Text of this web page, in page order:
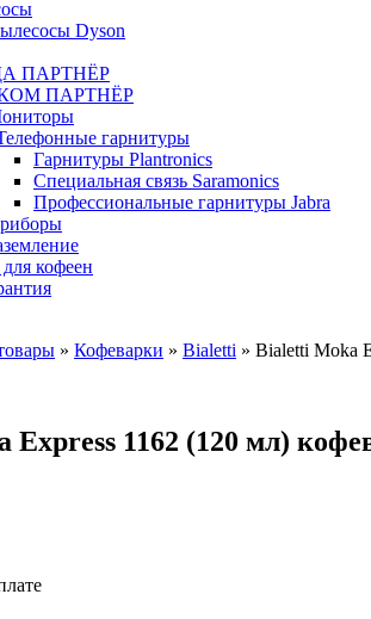
Dyson
ПАРТНЁР
ПАРТНЁР
гарнитуры
Гарнитуры Plantronics
Специальная связь Saramonics
Профессиональные гарнитуры Jabra
кофеен
» Кофеварки » Bialetti » Bialetti Moka
1162 (120 мл)